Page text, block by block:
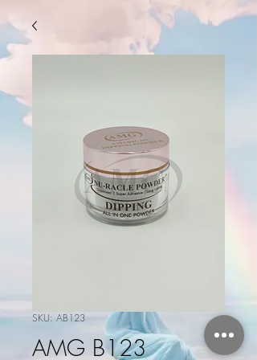
SKU: AB123
AMG B123